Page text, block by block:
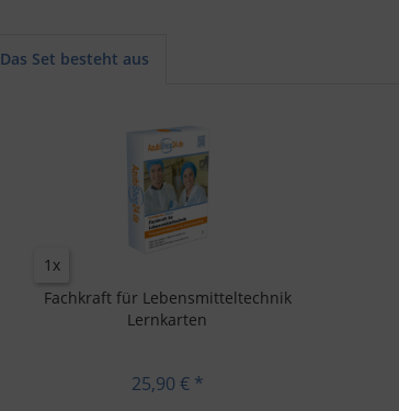
Das Set besteht aus
1x
Fachkraft für Lebensmitteltechnik
Lernkarten
25,90 € *